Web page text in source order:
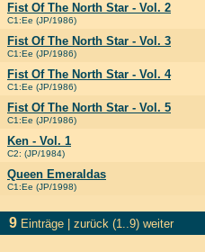
Fist Of The North Star - Vol. 2
C1:Ee (JP/1986)
Fist Of The North Star - Vol. 3
C1:Ee (JP/1986)
Fist Of The North Star - Vol. 4
C1:Ee (JP/1986)
Fist Of The North Star - Vol. 5
C1:Ee (JP/1986)
Ken - Vol. 1
C2: (JP/1984)
Queen Emeraldas
C1:Ee (JP/1998)
9 Einträge | zurück (1..9) weiter